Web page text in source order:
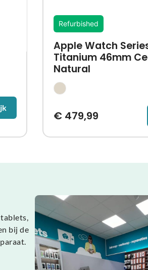
Refurbished
Apple Watch
Titanium 46mm
Natural
€479,99
bij de